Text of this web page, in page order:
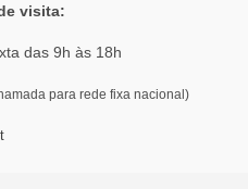
visita:
das 9h às 18h
para rede fixa nacional)